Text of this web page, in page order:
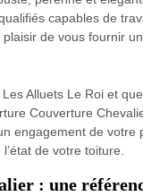
capables de
de vous fournir
Alluets Le Roi et
Couverture
engagement de
de votre toiture.
: une